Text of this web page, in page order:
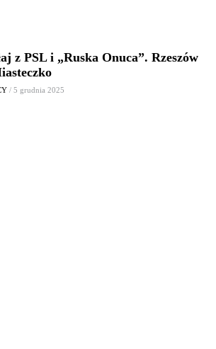
z PSL i „Ruska Onuca”. Rzeszów
/ 5 grudnia 2025